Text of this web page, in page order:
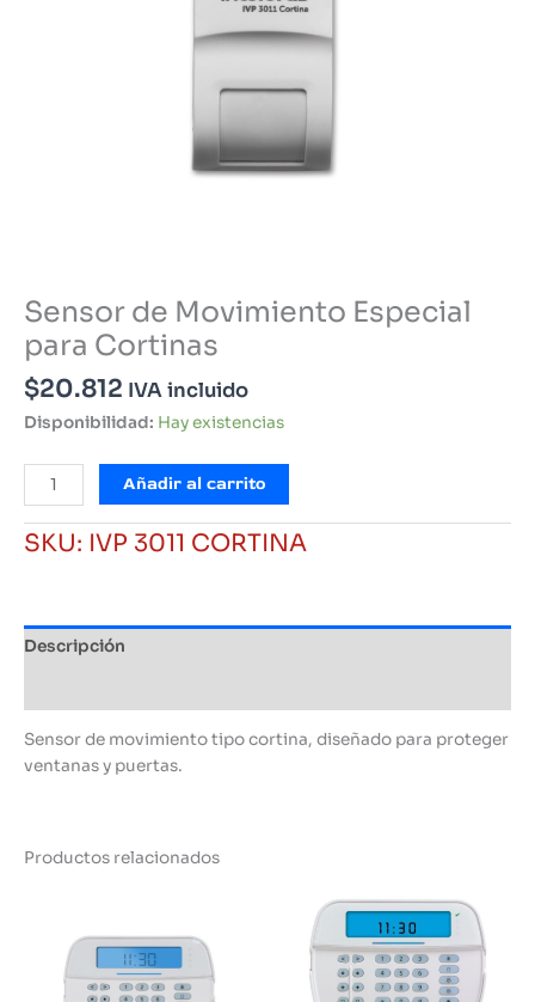
Sensor de Movimiento Especial
para Cortinas
$20.812 IVA incluido
Disponibilidad: Hay existencias
Sensor
de
Movimiento
Especial
cantidad
Añadir al carrito
SKU: IVP 3011 CORTINA
Descripción
Sensor de movimiento tipo cortina, diseñado para proteger
ventanas y puertas.
Productos relacionados